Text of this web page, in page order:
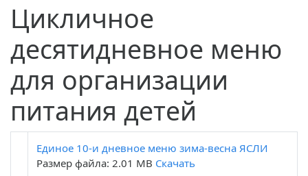
Цикличное
десятидневное меню
для организации
питания детей
Единое 10-и дневное меню зима-весна ЯСЛИ
Размер файла: 2.01 MB Скачать